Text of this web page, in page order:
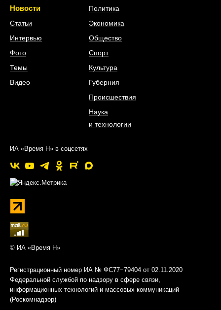
Новости
Статьи
Интервью
Фото
Темы
Видео
Политика
Экономика
Общество
Спорт
Культура
Губерния
Происшествия
Наука
и технологии
ИА «Время Н» в соцсетях
© ИА «Время Н»
Регистрационный номер ИА № ФС77−79404 от 02.11.2020
Федеральной службой по надзору в сфере связи,
информационных технологий и массовых коммуникаций
(Роскомнадзор)